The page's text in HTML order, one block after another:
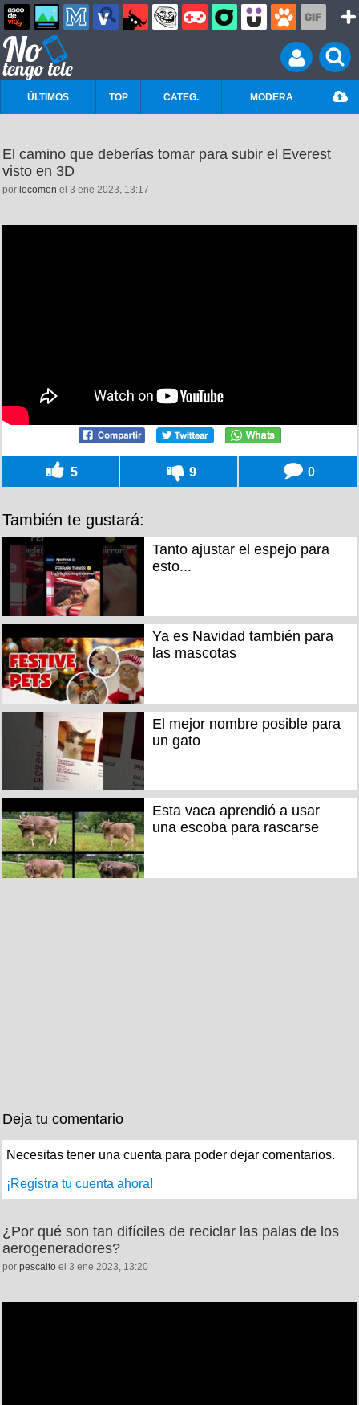
ÚLTIMOS TOP CATEG. MODERA
El camino que deberías tomar para subir el Everest
visto en 3D
por locomon el 3 ene 2023, 13:17
5 9 0
También te gustará:
Tanto ajustar el espejo para
esto...
Ya es Navidad también para
las mascotas
El mejor nombre posible para
un gato
Esta vaca aprendió a usar
una escoba para rascarse
Deja tu comentario
Necesitas tener una cuenta para poder dejar comentarios.
¡Registra tu cuenta ahora!
¿Por qué son tan difíciles de reciclar las palas de los
aerogeneradores?
por pescaito el 3 ene 2023, 13:20